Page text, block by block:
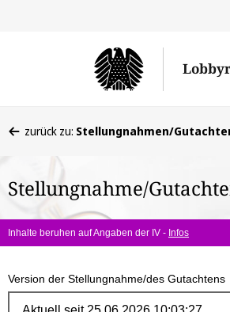
befinden
hier:
zurück zu: Stellungnahmen/
Stellungnahme/
Inhalte beruhen auf Angaben der IV - Infos
Version der Stellungnahme/des Gutachtens